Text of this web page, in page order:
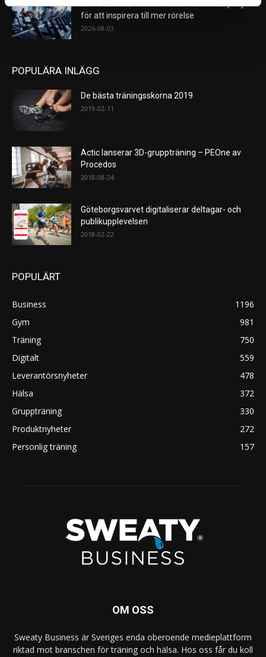
för att inspirera till mer rörelse
2026-08-03
POPULÄRA INLÄGG
De bästa träningsskorna 2019
2019-02-11
Actic lanserar 3D-gruppträning – PEOne av
Procedos
2018-08-24
Göteborgsvarvet digitaliserar deltagar- och
publikupplevelsen
2018-02-22
POPULÄRT
Business
1196
Gym
981
Träning
750
Digitalt
559
Leverantörsnyheter
478
Hälsa
372
Gruppträning
330
Produktnyheter
272
Personlig träning
157
OM OSS
Sweaty Business är Sveriges enda oberoende medieplattform
riktad mot branschen för träning och hälsa. Hos oss får du koll